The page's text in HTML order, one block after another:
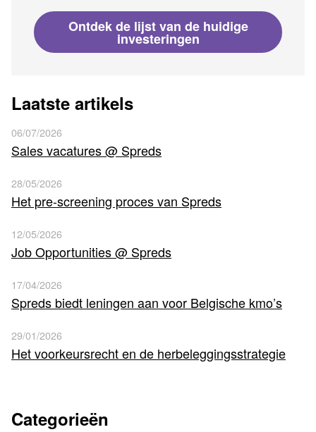
Ontdek de lijst van de huidige
investeringen
Laatste artikels
06/07/2026
Sales vacatures @ Spreds
28/05/2026
Het pre-screening proces van Spreds
12/05/2026
Job Opportunities @ Spreds
17/04/2026
Spreds biedt leningen aan voor Belgische kmo’s
29/01/2026
Het voorkeursrecht en de herbeleggingsstrategie
Categorieën